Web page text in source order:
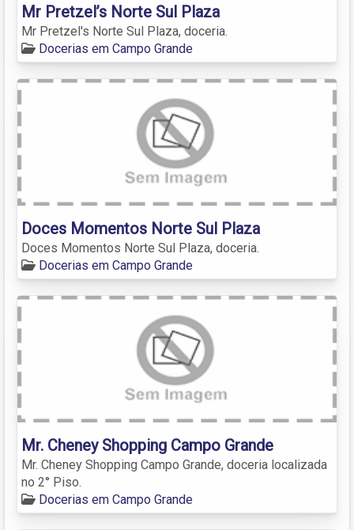
Mr Pretzel’s Norte Sul Plaza
Mr Pretzel's Norte Sul Plaza, doceria.
Docerias em Campo Grande
Doces Momentos Norte Sul Plaza
Doces Momentos Norte Sul Plaza, doceria.
Docerias em Campo Grande
Mr. Cheney Shopping Campo Grande
Mr. Cheney Shopping Campo Grande, doceria localizada
no 2° Piso.
Docerias em Campo Grande